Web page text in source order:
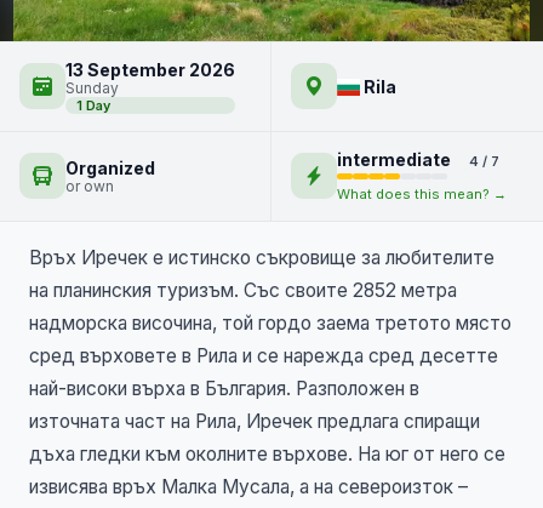
Връх Иречек и Сфинкса
13 September 2026
Sunday
1 Day
Rila
Organized
or own
intermediate
4 / 7
What does this mean? →
Връх Иречек е истинско съкровище за любителите
на планинския туризъм. Със своите 2852 метра
надморска височина, той гордо заема третото място
сред върховете в Рила и се нарежда сред десетте
най-високи върха в България. Разположен в
източната част на Рила, Иречек предлага спиращи
дъха гледки към околните върхове. На юг от него се
извисява връх Малка Мусала, а на североизток –